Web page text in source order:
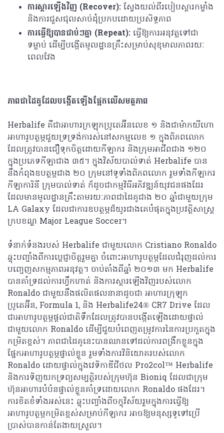
ការស្តារឡើងវិញ (Recover): ស្វែងយល់ពីរបៀបស្តារកម្លាំង
និងការជួសជុលសាច់ដុំប្រកបដោយប្រសិទ្ធភាព
ការធ្វើឱ្យបានជាប់ៗគ្នា (Repeat): ធ្វើឱ្យការអនុវត្តទៅជា
ទម្លាប់ ដើម្បីបង្កើតមូលដ្ឋានគ្រឹះសម្រាប់សុខុមាលភាពរយៈ
ពេលវែង
ភាពជាដៃគូដែលបង្កើតឡើងផ្អែកលើសមត្ថភាព
Herbalife គឺជាអាហារក្រឡុកប្រូតេអ៊ីនលេខ ១ និងជាម៉ាកយីហោ
អាហារូបត្ថម្ភជួយទ្រទ្រង់ការស់នៅសកម្មលេខ ១ ក្នុងពិភពលោក
ដែលត្រូវបានជឿទុកចិត្តដោយកីឡាករ និងក្រុមអាជីពជាង ១២០
ក្នុងប្រភេទកីឡាជាង ៣៥។ ក្នុងវិស័យបាល់ទាត់ Herbalife បាន
នឹងកំពុងឧបត្ថម្ភជាង ២០ ក្រុមនៅទូទាំងពិភពលោក រួមទាំងកីឡាករ
កីឡាការិនី ក្រុមបាល់ទាត់ ក៏ដូចជាកម្មវិធីអភិវឌ្ឍន៍យុវជនផងដែរ
ដែលមានមូលដ្ឋានគ្រឹះតាមរយៈភាពជាដៃគូជាង ២០ ឆ្នាំជាមួយក្រុម
LA Galaxy ដែលជាការឧបត្ថម្ភដ៏យូរជាងគេបំផុតក្នុងប្រវត្តិសាស្ត្រ
ក្របខណ្ឌ Major League Soccer។
ទំនាក់ទំនងរបស់ Herbalife ជាមួយលោក Cristiano Ronaldo
ឆ្លុះបញ្ចាំងពីការប្តេជ្ញាចិត្តរួមគ្នា ចំពោះអាហារូបត្ថម្ភដែលជំរុញដល់ការ
បញ្ចេញសកម្មភាពអនុវត្ត។ ចាប់តាំងពីឆ្នាំ ២០១៣ មក Herbalife
បានគាំទ្រដល់ការហ្វឹកហាត់ និងការស្តារឡើងវិញរបស់លោក
Ronaldo ជាមួយនឹងផលិតផលនានាដូចជា អាហារក្រុឡុក
ប្រូតេអ៊ីន, Formula 1, និង Herbalife24® CR7 Drive ដែល
ជាអាហារូបត្ថម្ភផ្តល់ជាតិទឹកដែលត្រូវបានបង្កើតឡើងដោយផ្ទាល់
ជាមួយលោក Ronaldo ដើម្បីជួយបំពេញតម្រូវការនៃការប្រកួតក្នុង
កម្រិតខ្ពស់។ ភាពជាដៃគូនេះបានឈានទៅដល់ការពង្រឹកខ្លួនក្នុង
ផ្នែកអាហារូបត្ថម្ភផ្ទាល់ខ្លួន រួមទាំងការវិនិយោគរបស់លោក
Ronaldo ដោយផ្ទាល់ក្នុងវេទិកាឌីជីថល Pro2col™ Herbalife
និងការទិញយកទ្រព្យសម្បត្តិរបស់ក្រុមហ៊ុន Bioniq ដែលជាក្រុម
ហ៊ុនអាហារបំប៉នផ្ទាល់ខ្លួនគាំទ្រដោយលោក Ronaldo ផងដែរ។
ការខិតខំទាំងអស់នេះ ឆ្លុះបញ្ចាំងពីចក្ខុវិស័យរួមក្នុងការធ្វើឱ្យ
អាហារូបត្ថម្ភកម្រិតខ្ពស់សម្រាប់កីឡាករ អាចឱ្យមនុស្សទូទៅប្រើ
ប្រាស់បានកាន់តែងាយស្រួល។